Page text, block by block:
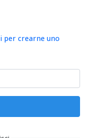
per crearne uno